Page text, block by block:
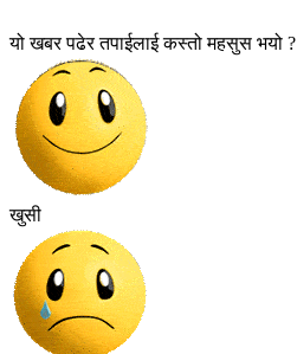
यो खबर पढेर तपाईलाई कस्तो महसुस भयो ?
खुसी